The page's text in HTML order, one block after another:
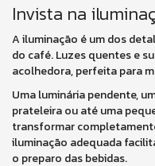
Invista na
A iluminação é um dos
do café. Luzes quentes e
acolhedora, perfeita para
Uma luminária pendente,
prateleira ou até uma
transformar
iluminação adequada
o preparo das bebidas.